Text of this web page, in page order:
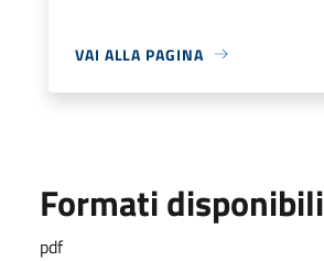
VAI ALLA PAGINA
Formati disponibili
pdf